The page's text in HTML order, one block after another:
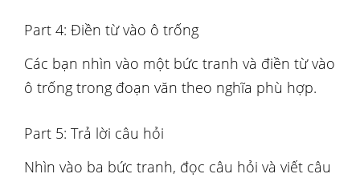
Part 4: Điền từ vào ô trống
Các bạn nhìn vào một bức tranh và điền từ vào
ô trống trong đoạn văn theo nghĩa phù hợp.
Part 5: Trả lời câu hỏi
Nhìn vào ba bức tranh, đọc câu hỏi và viết câu